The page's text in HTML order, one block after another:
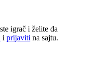
igrač i želite da
i prijaviti na sajtu.